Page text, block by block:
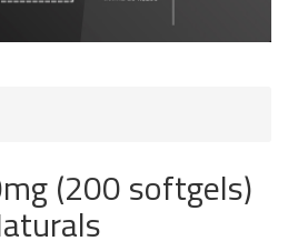
(200 softgels)